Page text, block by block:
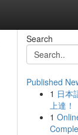
Search
Published
1 日本
上達！
1